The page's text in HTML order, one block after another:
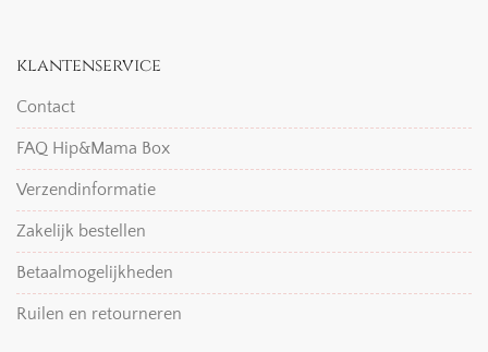
klantenservice
Contact
FAQ Hip&Mama Box
Verzendinformatie
Zakelijk bestellen
Betaalmogelijkheden
Ruilen en retourneren